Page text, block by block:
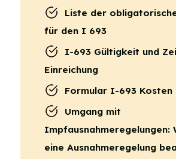
Liste der
für den I 693
I-693 Gültigkeit und
Einreichung
Formular I-693 Kosten
Umgang mit
Impfausnahmeregelungen:
eine Ausnahmeregelung